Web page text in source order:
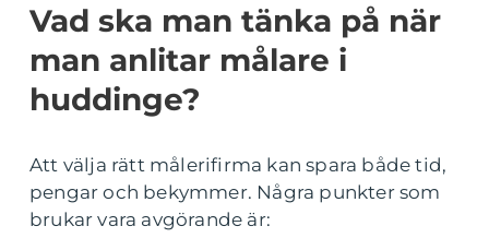
Vad ska man tänka på när
man anlitar målare i
huddinge?
Att välja rätt målerifirma kan spara både tid,
pengar och bekymmer. Några punkter som
brukar vara avgörande är: